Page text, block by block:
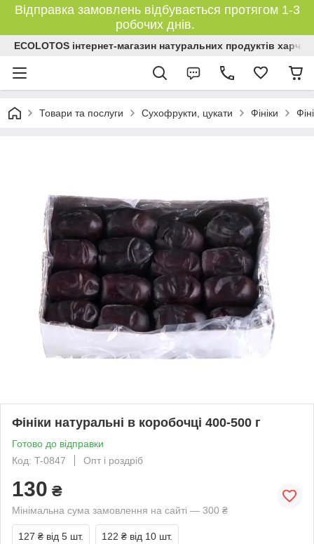
Відправка замовлень відбувається протягом 1-3
робочих днів.
ECOLOTOS інтернет-магазин натуральних продуктів
Товари та послуги Сухофрукти, цукати Фініки
Фініки натуральні в коробочці 400-500 г
Готово до відправки
Код: T-0847
Опт і роздріб
130 ₴
Мінімальна сума замовлення на сайті — 300 ₴
127 ₴ від 5 шт. 122 ₴ від 10 шт.